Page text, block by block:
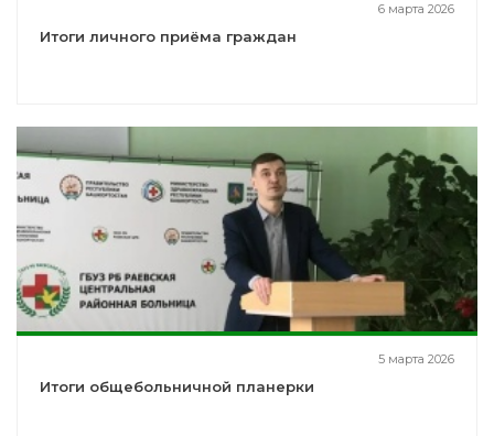
6 марта 2026
Итоги личного приёма граждан
5 марта 2026
Итоги общебольничной планерки